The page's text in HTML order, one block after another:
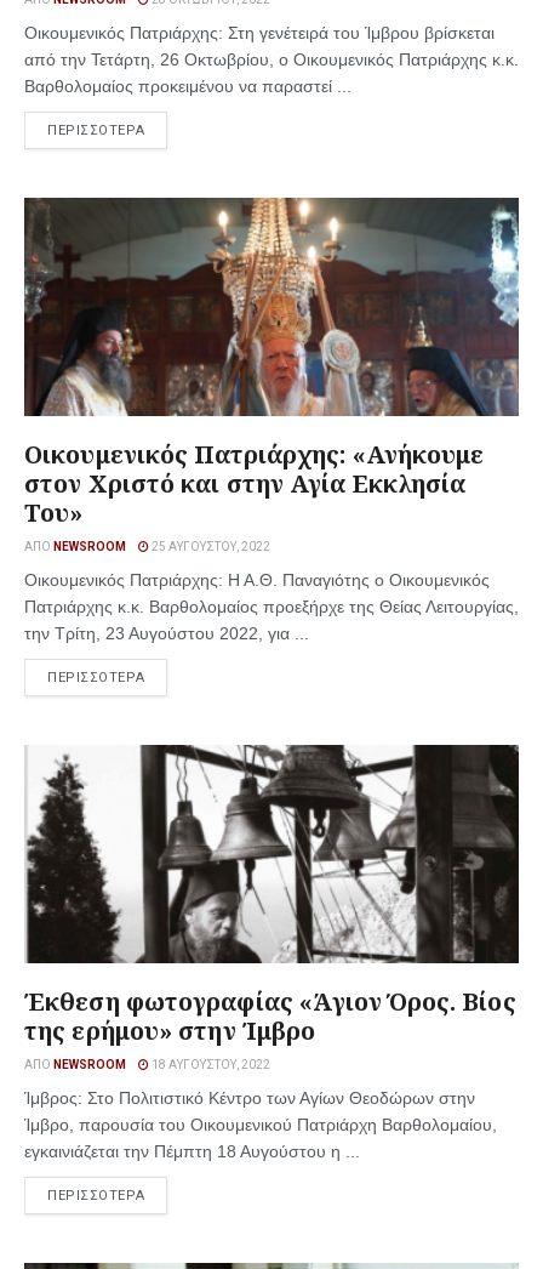
Οικουμενικός Πατριάρχης: Στη γενέτειρά του Ίμβρου βρίσκεται
από την Τετάρτη, 26 Οκτωβρίου, ο Οικουμενικός Πατριάρχης κ.κ.
Βαρθολομαίος προκειμένου να παραστεί ...
ΠΕΡΙΣΣΟΤΕΡΑ
Οικουμενικός Πατριάρχης: «Ανήκουμε
στον Χριστό και στην Αγία Εκκλησία
Του»
ΑΠΌ NEWSROOM 25 ΑΥΓΟΎΣΤΟΥ, 2022
Οικουμενικός Πατριάρχης: H A.Θ. Παναγιότης ο Οικουμενικός
Πατριάρχης κ.κ. Βαρθολομαίος προεξήρχε της Θείας Λειτουργίας,
την Τρίτη, 23 Αυγούστου 2022, για ...
ΠΕΡΙΣΣΟΤΕΡΑ
Έκθεση φωτογραφίας «Άγιον Όρος. Βίος
της ερήμου» στην Ίμβρο
ΑΠΌ NEWSROOM 18 ΑΥΓΟΎΣΤΟΥ, 2022
Ίμβρος: Στο Πολιτιστικό Κέντρο των Αγίων Θεοδώρων στην
Ίμβρο, παρουσία του Οικουμενικού Πατριάρχη Βαρθολομαίου,
εγκαινιάζεται την Πέμπτη 18 Αυγούστου η ...
ΠΕΡΙΣΣΟΤΕΡΑ